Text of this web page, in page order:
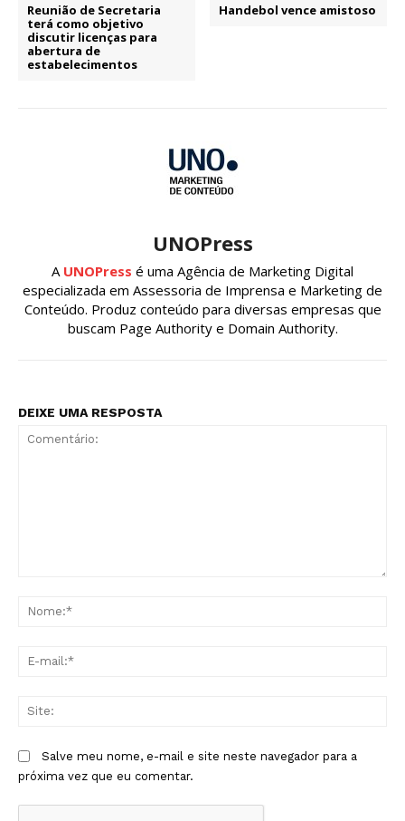
Reunião de Secretaria
terá como objetivo
discutir licenças para
abertura de
estabelecimentos
Handebol vence amistoso
UNOPress
A UNOPress é uma Agência de Marketing Digital
especializada em Assessoria de Imprensa e Marketing de
Conteúdo. Produz conteúdo para diversas empresas que
buscam Page Authority e Domain Authority.
DEIXE UMA RESPOSTA
Salve meu nome, e-mail e site neste navegador para a
próxima vez que eu comentar.